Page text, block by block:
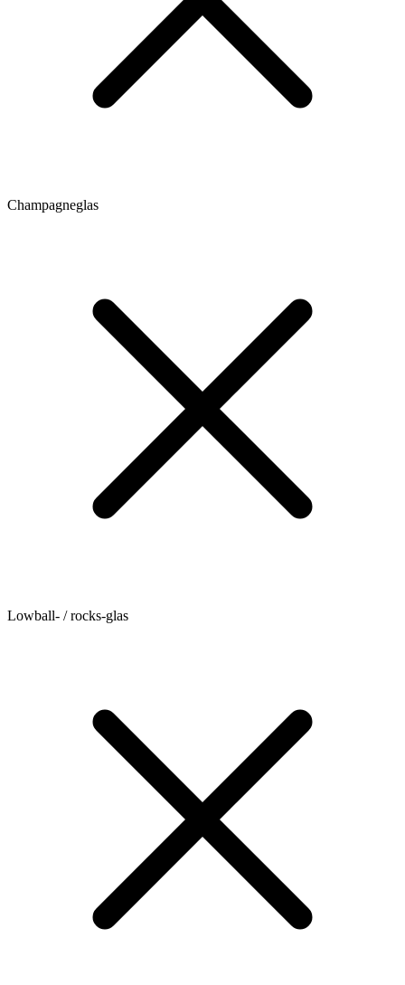
Champagneglas
Lowball- / rocks-glas